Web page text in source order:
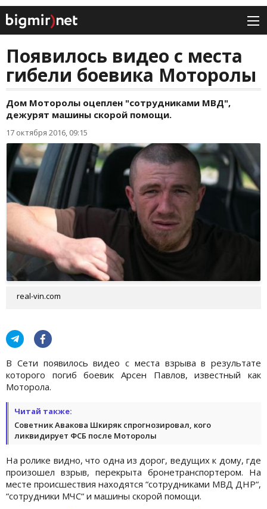
Появилось видео с места
гибели боевика Моторолы
Дом Моторолы оцеплен "сотрудниками МВД",
дежурят машины скорой помощи.
17 октября 2016, 09:15
real-vin.com
В Сети появилось видео с места взрыва в результате
которого погиб боевик Арсен Павлов, известный как
Моторола.
Читай также:
Советник Авакова Шкиряк спрогнозировал, кого
ликвидирует ФСБ после Моторолы
На ролике видно, что одна из дорог, ведущих к дому, где
произошел взрыв, перекрыта бронетранспортером. На
месте происшествия находятся “сотрудниками МВД ДНР“,
“сотрудники МЧС“ и машины скорой помощи.